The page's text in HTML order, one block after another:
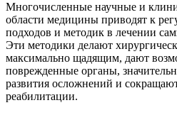
Многочисленные научные и
области медицины приводят к
подходов и методик в лечении
Эти методики делают
максимально щадящим, дают
поврежденные органы,
развития осложнений и
реабилитации.